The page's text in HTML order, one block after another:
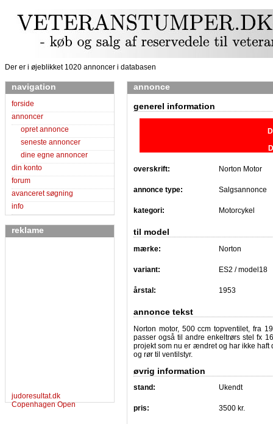
Der er i øjeblikket 1020 annoncer i databasen
navigation
forside
annoncer
opret annonce
seneste annoncer
dine egne annoncer
din konto
forum
avanceret søgning
info
reklame
judoresultat.dk
Copenhagen Open
annonce
generel information
overskrift: Norton Motor
annonce type: Salgsannonce
kategori: Motorcykel
til model
mærke: Norton
variant: ES2 / model18
årstal: 1953
annonce tekst
Norton motor, 500 ccm topventilet, fra
passer også til andre enkeltrørs stel fx
projekt som nu er ændret og har ikke haft
og rør til ventilstyr.
øvrig information
stand: Ukendt
pris: 3500 kr.